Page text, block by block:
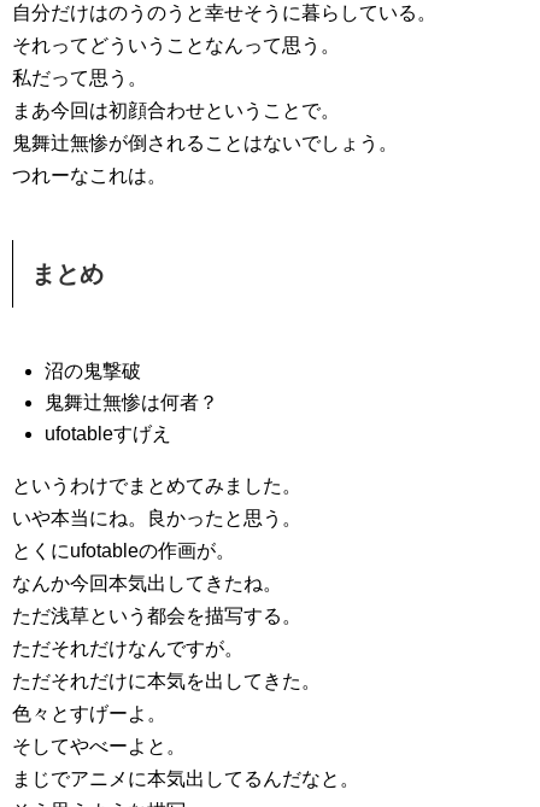
自分だけはのうのうと幸せそうに暮らしている。
それってどういうことなんって思う。
私だって思う。
まあ今回は初顔合わせということで。
鬼舞辻無惨が倒されることはないでしょう。
つれーなこれは。
まとめ
沼の鬼撃破
鬼舞辻無惨は何者？
ufotableすげえ
というわけでまとめてみました。
いや本当にね。良かったと思う。
とくにufotableの作画が。
なんか今回本気出してきたね。
ただ浅草という都会を描写する。
ただそれだけなんですが。
ただそれだけに本気を出してきた。
色々とすげーよ。
そしてやべーよと。
まじでアニメに本気出してるんだなと。